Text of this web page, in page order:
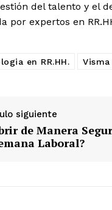
del talento y el
por expertos en
en RR.HH.
siguiente
de Manera
Laboral?